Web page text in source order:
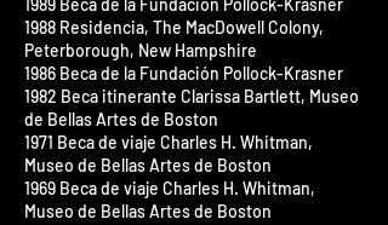
1989 Beca de la Fundación Pollock-Krasner
1988 Residencia, The MacDowell Colony,
Peterborough, New Hampshire
1986 Beca de la Fundación Pollock-Krasner
1982 Beca itinerante Clarissa Bartlett, Museo
de Bellas Artes de Boston
1971 Beca de viaje Charles H. Whitman,
Museo de Bellas Artes de Boston
1969 Beca de viaje Charles H. Whitman,
Museo de Bellas Artes de Boston